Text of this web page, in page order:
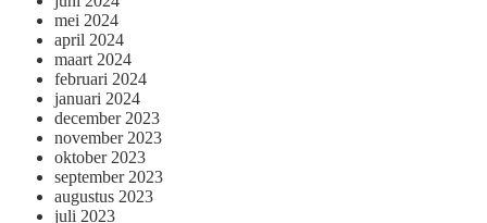
mei 2024
april 2024
maart 2024
februari 2024
januari 2024
december 2023
november 2023
oktober 2023
september 2023
augustus 2023
juli 2023